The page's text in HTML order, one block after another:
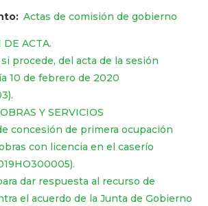
Actas de comisión de gobierno
ACTA.
procede, del acta de la sesión
10 de febrero de 2020
Y SERVICIOS
concesión de primera ocupación
con licencia en el caserío
dar respuesta al recurso de
el acuerdo de la Junta de Gobierno